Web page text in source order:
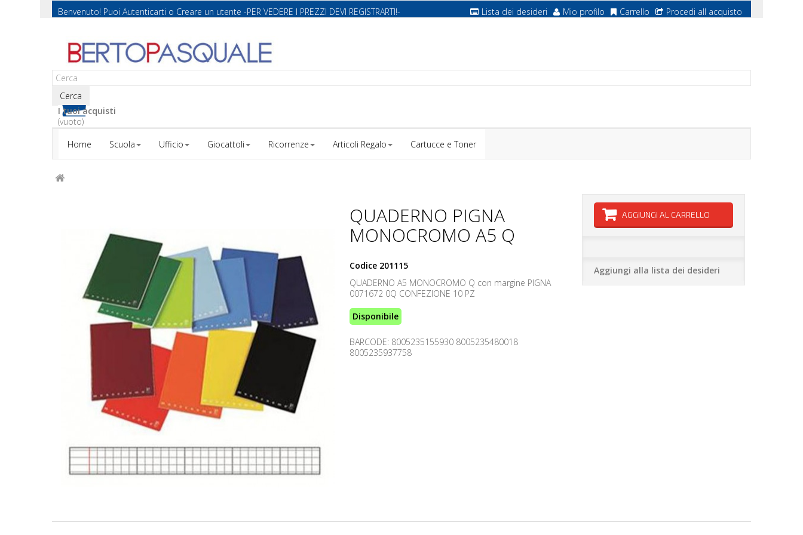
Benvenuto! Puoi Autenticarti o Creare un utente -PER VEDERE I PREZZI DEVI REGISTRARTI!- Lista dei desideri Mio profilo Carrello Procedi all acquisto
Cerca
I tuoi acquisti
(vuoto)
Home
Scuola Ufficio Giocattoli Ricorrenze Articoli Regalo Cartucce e Toner
QUADERNO PIGNA
MONOCROMO A5 Q
Codice 201115
QUADERNO A5 MONOCROMO Q con margine PIGNA
0071672 0Q CONFEZIONE 10 PZ
Disponibile
BARCODE: 8005235155930 8005235480018
8005235937758
AGGIUNGI AL CARRELLO
Aggiungi alla lista dei desideri